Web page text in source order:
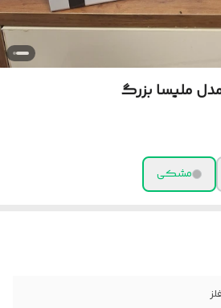
مدل ملیسا بزرگ
مشکی
فلز